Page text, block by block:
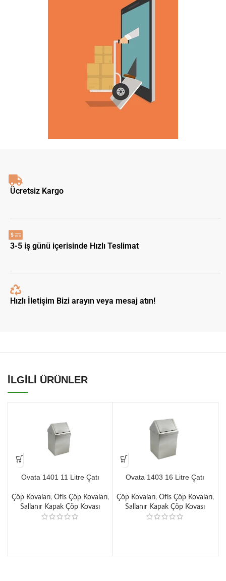
Ücretsiz Kargo
3-5 iş günü içerisinde Hızlı Teslimat
Hızlı İletişim Bizi arayın veya mesaj atın!
İLGİLİ ÜRÜNLER
Ovata 1401 11 Litre Çatı
Çöp Kovaları, Ofis Çöp Kovaları,
Sallanır Kapak Çöp Kovası
Ovata 1403 16 Litre Çatı
Çöp Kovaları, Ofis Çöp Kovaları,
Sallanır Kapak Çöp Kovası